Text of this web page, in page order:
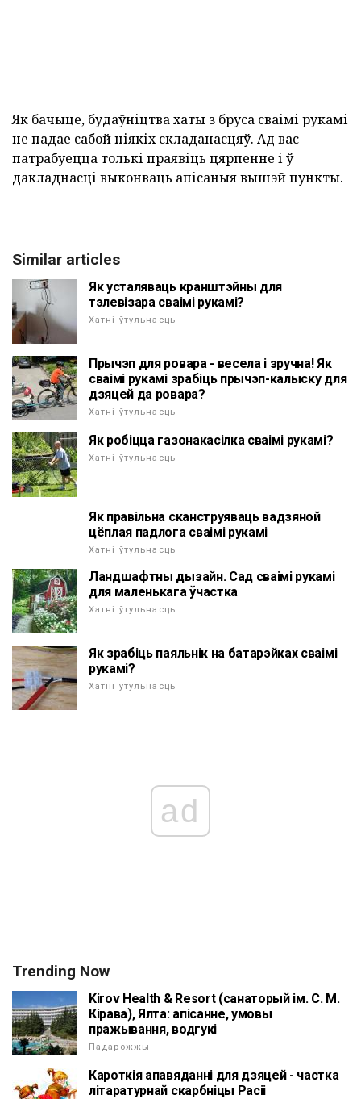
Як бачыце, будаўніцтва хаты з бруса сваімі рукамі
не падае сабой ніякіх складанасцяў. Ад вас
патрабуецца толькі праявіць цярпенне і ў
дакладнасці выконваць апісаныя вышэй пункты.
Similar articles
Як усталяваць кранштэйны для
тэлевізара сваімі рукамі?
Хатні ўтульнасць
Прычэп для ровара - весела і зручна! Як
сваімі рукамі зрабіць прычэп-калыску для
дзяцей да ровара?
Хатні ўтульнасць
Як робіцца газонакасілка сваімі рукамі?
Хатні ўтульнасць
Як правільна сканструяваць вадзяной
цёплая падлога сваімі рукамі
Хатні ўтульнасць
Ландшафтны дызайн. Сад сваімі рукамі
для маленькага ўчастка
Хатні ўтульнасць
Як зрабіць паяльнік на батарэйках сваімі
рукамі?
Хатні ўтульнасць
ad
Trending Now
Kirov Health & Resort (санаторый ім. С. М.
Кірава), Ялта: апісанне, умовы
пражывання, водгукі
Падарожжы
Кароткія апавяданні для дзяцей - частка
літаратурнай скарбніцы Расіі